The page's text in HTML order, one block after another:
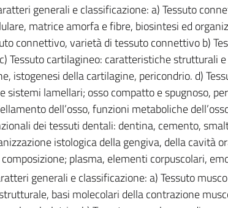
generali e classificazione: a) Tessuto
matrice amorfa e fibre, biosintesi ed
connettivo, varietà di tessuto connettivo b)
Tessuto cartilagineo: caratteristiche strutturali e
istogenesi della cartilagine, pericondrio. d)
sistemi lamellari; osso compatto e spugnoso,
dell’osso, funzioni metaboliche
dei tessuti dentali: dentina, cemento,
istologica della gengiva, della cavità
plasma, elementi corpuscolari,
generali e classificazione: a) Tessuto
basi molecolari della contrazione